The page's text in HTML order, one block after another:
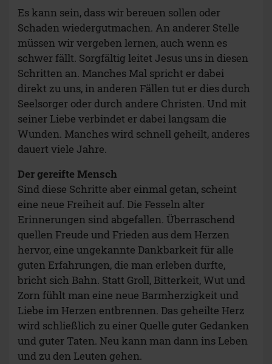
Es kann sein, dass wir bereuen sollen oder
Schaden wiedergutmachen. An anderer Stelle
müssen wir vergeben lernen, auch wenn es
schwer fällt. Sorgfältig leitet Jesus uns in diesen
Schritten an. Manches Mal spricht er dabei
direkt zu uns, in anderen Fällen tut er dies durch
Seelsorger oder durch andere Christen. Und mit
seiner Liebe verbindet er dabei langsam die
Wunden. Manches wird schnell geheilt, anderes
dauert viele Jahre.
Der gereifte Mensch
Sind diese Schritte aber einmal getan, scheint
eine neue Freiheit auf. Die Fesseln alter
Erinnerungen sind abgefallen. Überraschend
quellen Freude und Frieden aus dem Herzen
hervor, eine ungekannte Dankbarkeit für alle
guten Erfahrungen, die man erleben durfte,
bricht sich Bahn. Statt Groll, Bitterkeit, Wut und
Zorn fühlt man eine neue Barmherzigkeit und
Liebe im Herzen entbrennen. Das geheilte Herz
wird schließlich zu einer Quelle guter Gedanken
und guter Taten. Neu kann man dann ins Leben
und zu den Leuten gehen.